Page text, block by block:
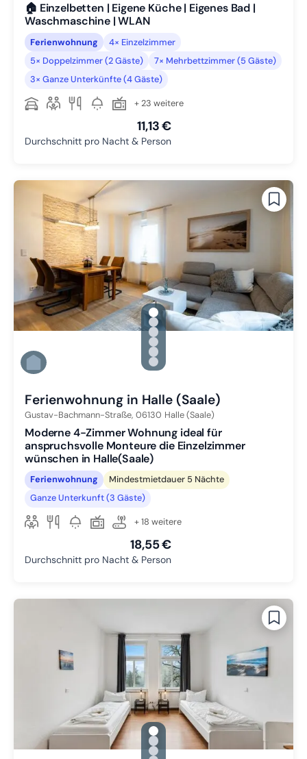
🏠 Einzelbetten | Eigene Küche | Eigenes Bad |
Waschmaschine | WLAN
Ferienwohnung
4× Einzelzimmer
5× Doppelzimmer (2 Gäste)
7× Mehrbettzimmer (5 Gäste)
3× Ganze Unterkünfte (4 Gäste)
+ 23 weitere
11,13 €
Durchschnitt pro Nacht & Person
gallery.slide_selector
Zu Slide 1 wechseln
Zu Slide 2 wechseln
Zu Slide 3 wechseln
Zu Slide 4 wechseln
Zu Slide 5 wechseln
Zu Slide 6 wechseln
Ferienwohnung in Halle (Saale)
Gustav-Bachmann-Straße, 06130 Halle (Saale)
Moderne 4-Zimmer Wohnung ideal für
anspruchsvolle Monteure die Einzelzimmer
wünschen in Halle(Saale)
Ferienwohnung
Mindestmietdauer 5 Nächte
Ganze Unterkunft (3 Gäste)
+ 18 weitere
18,55 €
Durchschnitt pro Nacht & Person
gallery.slide_selector
Zu Slide 1 wechseln
Zu Slide 2 wechseln